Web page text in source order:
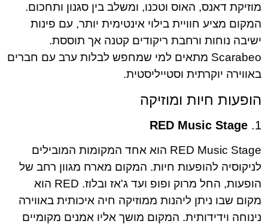
מוזיקת דאנס, האוס וטכנו, ומשלב בין סגנון ותחכום.
המקום מציע חוויית בילוי אינטימית יותר, עם פינות
ישיבה נוחות ורחבת ריקודים קטנה אך תוססת.
Scarabeo מתאים למי שמחפש לבלות ערב עם חברים
באווירה יוקרתית וסטייליסטית.
הופעות חיות ומוזיקה
1.
RED Music Stage
RED Music Stage הוא אחד המקומות המובילים
לניקוסיה להופעות חיות. המקום מארח מגוון רחב של
הופעות, החל מרוק ופופ ועד ג'אז ובלוז. RED הוא
מקום שבו ניתן ליהנות ממוזיקה חיה איכותית באווירה
נינוחה וידידותית. המקום מושך אליו אמנים מקומיים